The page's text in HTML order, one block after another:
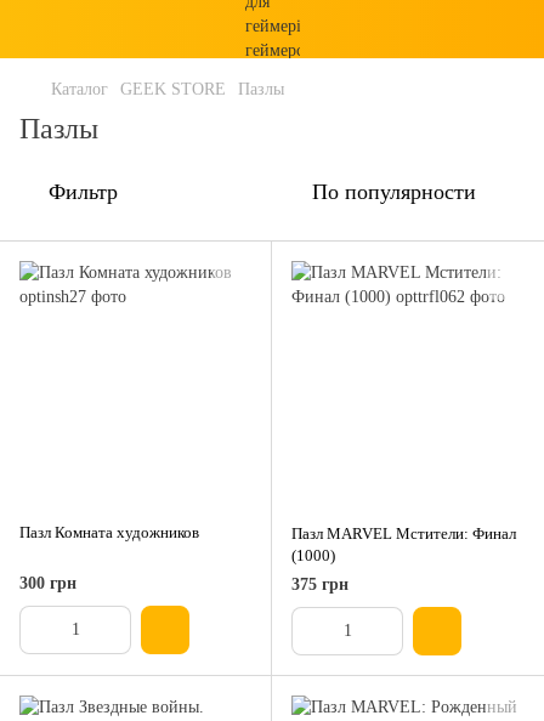
Каталог GEEK STORE Пазлы
Пазлы
Фильтр По популярности
Пазл Комната художников
300 грн
Пазл MARVEL Мстители: Финал
(1000)
375 грн